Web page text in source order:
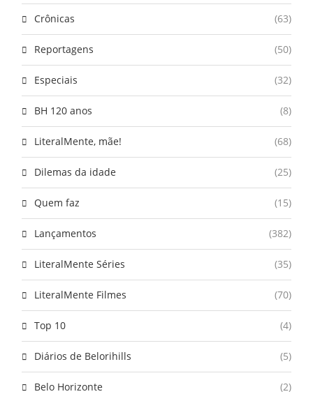
Crônicas (63)
Reportagens (50)
Especiais (32)
BH 120 anos (8)
LiteralMente, mãe! (68)
Dilemas da idade (25)
Quem faz (15)
Lançamentos (382)
LiteralMente Séries (35)
LiteralMente Filmes (70)
Top 10 (4)
Diários de Belorihills (5)
Belo Horizonte (2)